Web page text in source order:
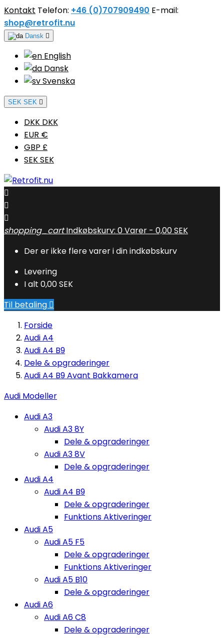
Kontakt Telefon: +46 (0)707909490 E-mail:
shop@retrofit.nu
Dansk 
English
Dansk
Svenska
SEK SEK 
DKK DKK
EUR €
GBP £
SEK SEK



shopping_cart Indkøbskurv: 0Varer - 0,00 SEK
Der er ikke flere varer i din indkøbskurv
Levering
I alt 0,00 SEK
Til betaling 
Forside
Audi A4
Audi A4 B9
Dele & opgraderinger
Audi A4 B9 Avant Bakkamera
Audi Modeller
Audi A3
Audi A3 8Y
Dele & opgraderinger
Audi A3 8V
Dele & opgraderinger
Audi A4
Audi A4 B9
Dele & opgraderinger
Funktions Aktiveringer
Audi A5
Audi A5 F5
Dele & opgraderinger
Funktions Aktiveringer
Audi A5 B10
Dele & opgraderinger
Audi A6
Audi A6 C8
Dele & opgraderinger